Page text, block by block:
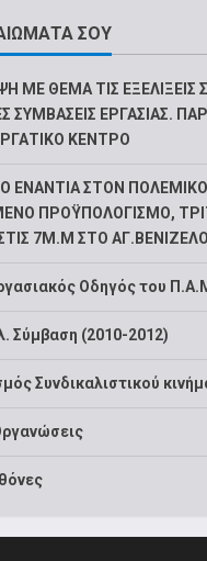
ΣΟΥ
ΜΕ ΘΕΜΑ ΤΙΣ ΕΞΕΛΙΞΕΙΣ
ΣΥΜΒΑΣΕΙΣ ΕΡΓΑΣΙΑΣ.
ΚΕΝΤΡΟ
ΕΝΑΝΤΙΑ ΣΤΟΝ ΠΟΛΕΜΙΚΟ
ΠΡΟΫΠΟΛΟΓΙΣΜΟ,
7Μ.Μ ΣΤΟ
Οδηγός του
Σύμβαση (2010-2012)
Συνδικαλιστικού